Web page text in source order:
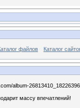
файлов Каталог
album-
массу впечатлений!